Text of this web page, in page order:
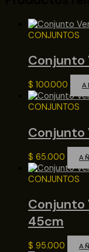
CONJUNTOS
Conjunto
$ 100.000
CONJUNTOS
Conjunto
$ 65.000
CONJUNTOS
Conjunto
45cm
$ 95.000